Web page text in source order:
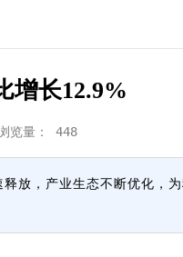
增长12.9%
量： 448
放，产业生态不断优化，